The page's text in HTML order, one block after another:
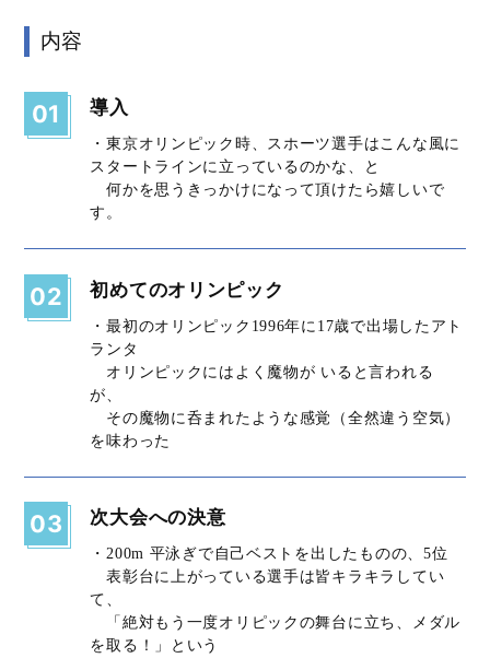
内容
01 導入
・東京オリンピック時、スホーツ選手はこんな風に
スタートラインに立っているのかな、と
何かを思うきっかけになって頂けたら嬉しいで
す。
02 初めてのオリンピック
・最初のオリンピック1996年に17歳で出場したアト
ランタ
オリンピックにはよく魔物が いると言われる
が、
その魔物に呑まれたような感覚（全然違う空気）
を味わった
03 次大会への決意
・200m 平泳ぎで自己ベストを出したものの、5位
表彰台に上がっている選手は皆キラキラしてい
て、
「絶対もう一度オリピックの舞台に立ち、メダル
を取る！」という